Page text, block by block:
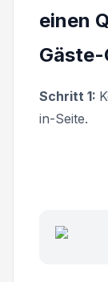
einen
Schritt 1:
in-Seite.